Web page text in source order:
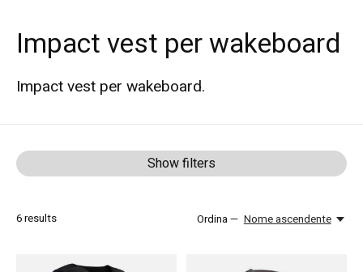
Impact vest per wakeboard
Impact vest per wakeboard.
Show filters
6results Ordina — Nome ascendente